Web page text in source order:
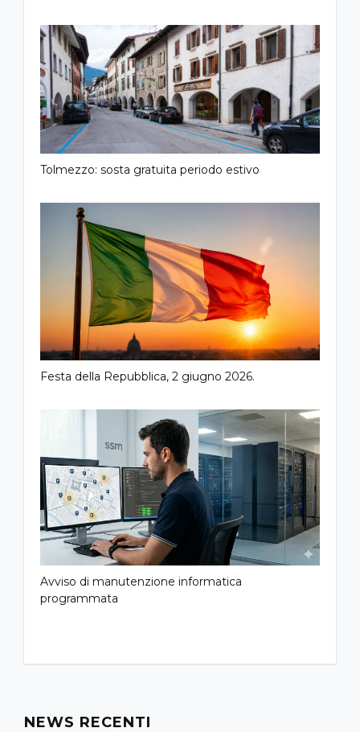
Tolmezzo: sosta gratuita periodo estivo
Festa della Repubblica, 2 giugno 2026.
Avviso di manutenzione informatica
programmata
NEWS RECENTI